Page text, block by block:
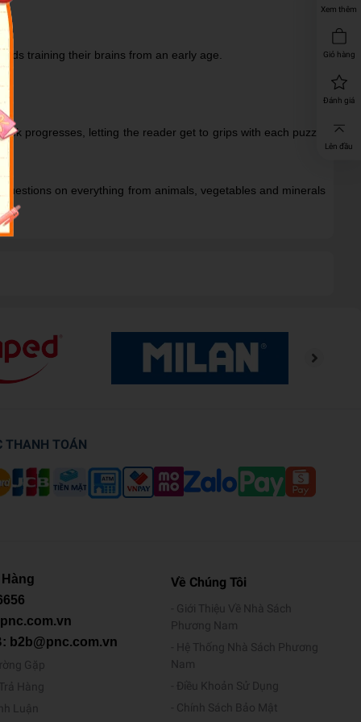
Xem thêm
Giỏ hàng
Đánh giá
Lên đầu
training their brains from an early age.
progresses, letting the reader get to grips with each puzzle
on everything from animals, vegetables and minerals
THANH TOÁN
b2b@pnc.com.vn
Gặp
Hàng
Luận
Về Chúng Tôi
Giới Thiệu Về Nhà Sách
Phương Nam
Hệ Thống Nhà Sách Phương
Nam
Điều Khoản Sử Dụng
Chính Sách Bảo Mật